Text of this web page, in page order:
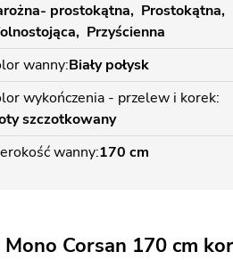
prostokątna
Prostokątna
Przyścienna
wanny Biały połysk
wykończenia - przelew i korek
szczotkowany
wanny 170 cm
Corsan 170 cm